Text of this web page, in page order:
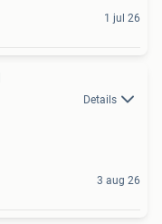
1 jul 26
Details
3 aug 26